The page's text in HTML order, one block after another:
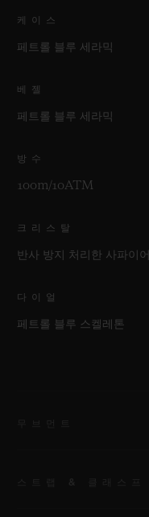
케이스
페트롤 블루 세라믹
베젤
페트롤 블루 세라믹
방수
100m/10ATM
크리스탈
반사 방지 처리한 사파이어
다이얼
페트롤 블루 스켈레톤